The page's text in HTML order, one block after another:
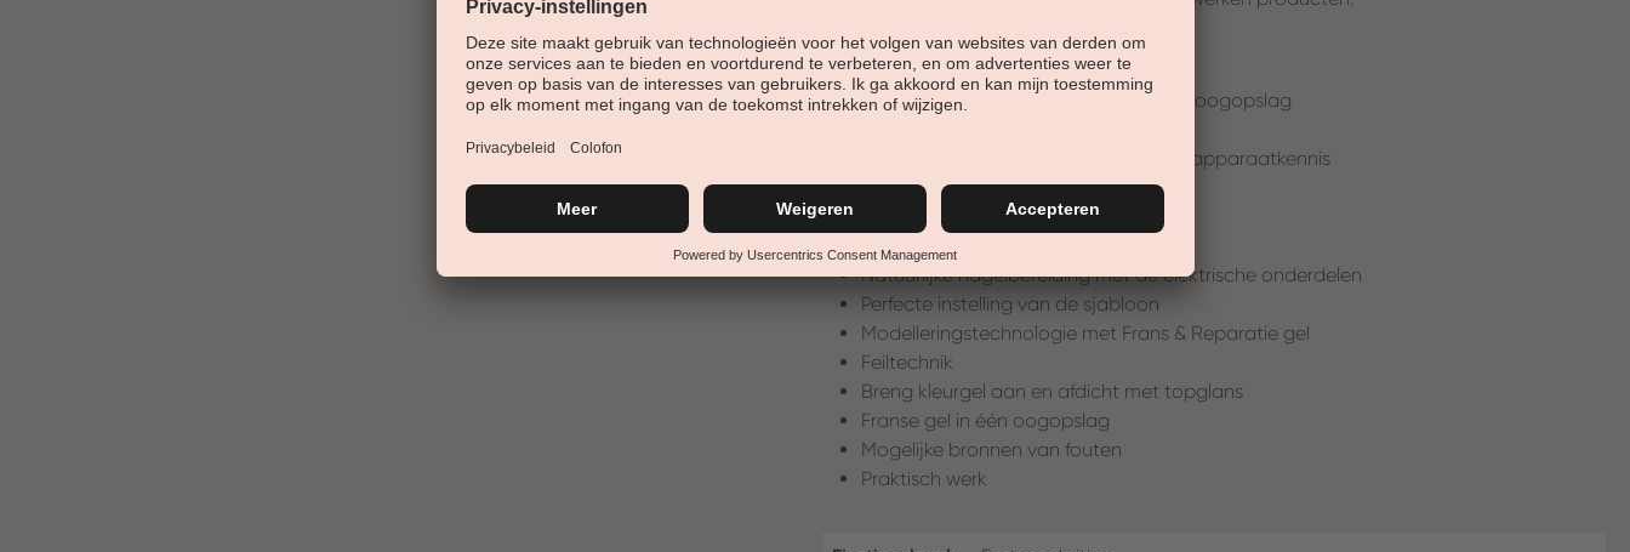
Wat zal ik leren?
dag 1
Nagel waardigheidstechnieken in één oogopslag
UV -gelproducten in één oogopslag, apparaatkennis
De perfecte werkplek
Stencil -technologie
Feiltechnik
Natuurlijke nagelbereiding met de elektrische onderdelen
Perfecte instelling van de sjabloon
Modelleringstechnologie met Frans & Reparatie gel
Feiltechnik
Breng kleurgel aan en afdicht met topglans
Franse gel in één oogopslag
Mogelijke bronnen van fouten
Praktisch werk